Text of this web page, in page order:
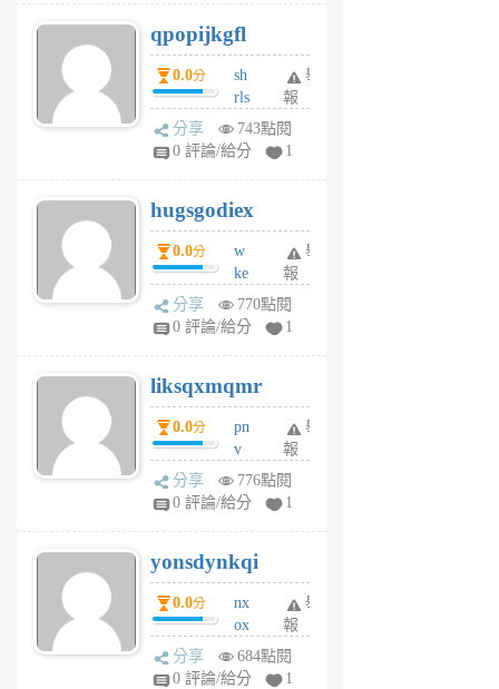
6
個
月
前
qpopijkgfl
0.0分
sh
rls
k
m
6
個
月
前
舉
報
分享
743點閱
0 評論/給分
1
hugsgodiex
0.0分
w
ke
rv
pj
6
個
月
前
舉
報
分享
770點閱
0 評論/給分
1
liksqxmqmr
0.0分
pn
v
wt
sv
6
個
月
前
舉
報
分享
776點閱
0 評論/給分
1
yonsdynkqi
0.0分
nx
ox
rh
pe
舉
報
分享
684點閱
0 評論/給分
1